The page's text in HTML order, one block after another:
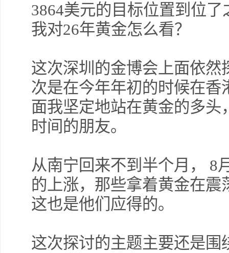
3864美元的目标位置到位
我对26年黄金怎么看？
这次深圳的金博会上面依
次是在今年年初的时候在
面我坚定地站在黄金的多
时间的朋友。
从南宁回来不到半个月， 8
的上涨，那些拿着黄金在
这也是他们应得的。
这次探讨的主题主要还是